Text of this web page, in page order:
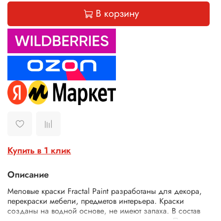
В корзину
Купить в 1 клик
Описание
Меловые краски Fractal Paint разработаны для декора,
перекраски мебели, предметов интерьера. Краски
созданы на водной основе, не имеют запаха. В состав